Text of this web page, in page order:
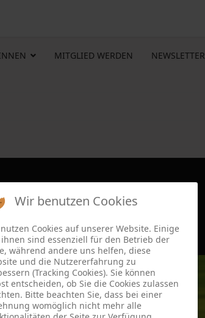
MITGLIED WERDEN NEWSLETTER
2022
Wir benutzen Cookies
Cookies auf unserer Website. Einige
sind essenziell für den Betrieb der
während andere uns helfen, diese
und die Nutzererfahrung zu
(Tracking Cookies). Sie können
entscheiden, ob Sie die Cookies zulassen
Bitte beachten Sie, dass bei einer
womöglich nicht mehr alle